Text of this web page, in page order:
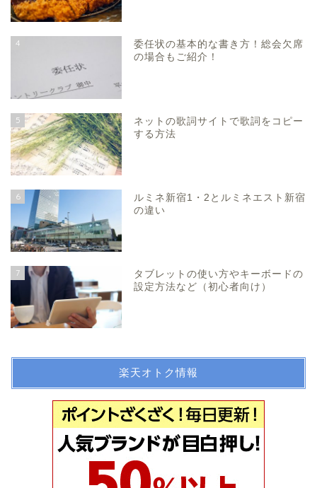
4
委任状の基本的な書き方！総会欠席
の場合もご紹介！
5
ネットの歌詞サイトで歌詞をコピー
する方法
6
ルミネ新宿1・2とルミネエスト新宿
の違い
7
タブレットの使い方やキーボードの
設定方法など（初心者向け）
楽天オトク情報